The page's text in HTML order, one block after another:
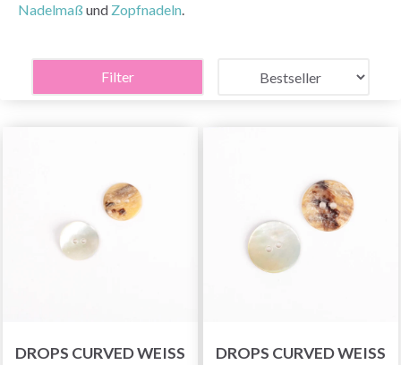
Nadelmaß und Zopfnadeln.
Filter
DROPS CURVED WEISS 1
DROPS CURVED WEISS 2